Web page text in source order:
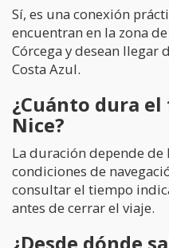
Sí, es una conexión
encuentran en la zona
Córcega y desean llegar
Costa Azul.
¿Cuánto dura
Nice?
La duración depende de
condiciones de
consultar el tiempo
antes de cerrar el viaje.
¿Desde dónde